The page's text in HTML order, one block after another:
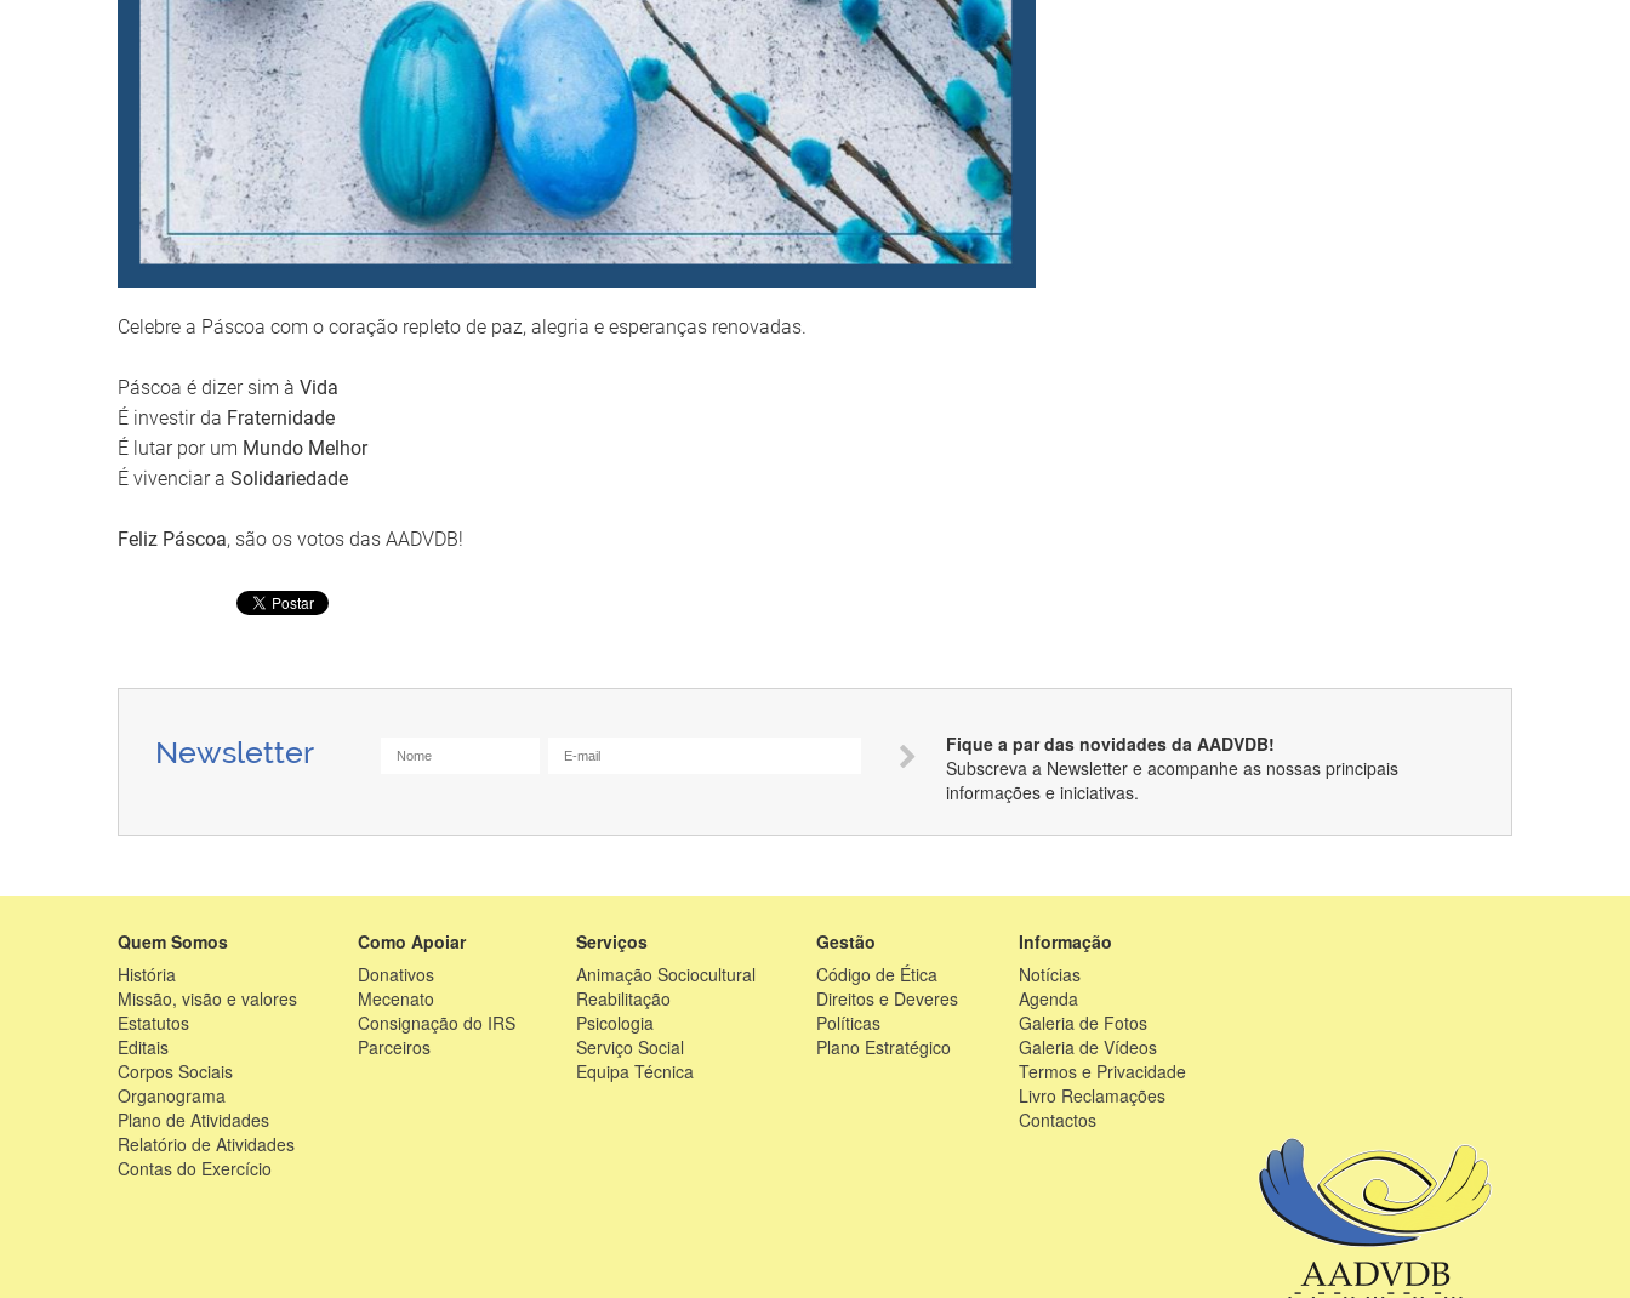
Celebre a Páscoa com o coração repleto de paz, alegria e esperanças renovadas.
Páscoa é dizer sim à Vida
É investir da Fraternidade
É lutar por um Mundo Melhor
É vivenciar a Solidariedade
Feliz Páscoa, são os votos das AADVDB!
Newsletter
Fique a par das novidades da AADVDB!
Subscreva a Newsletter e acompanhe as nossas principais
informações e iniciativas.
Quem Somos
História
Missão, visão e valores
Estatutos
Editais
Corpos Sociais
Organograma
Plano de Atividades
Relatório de Atividades
Contas do Exercício
Como Apoiar
Donativos
Mecenato
Consignação do IRS
Parceiros
Serviços
Animação Sociocultural
Reabilitação
Psicologia
Serviço Social
Equipa Técnica
Gestão
Código de Ética
Direitos e Deveres
Políticas
Plano Estratégico
Informação
Notícias
Agenda
Galeria de Fotos
Galeria de Vídeos
Termos e Privacidade
Livro Reclamações
Contactos